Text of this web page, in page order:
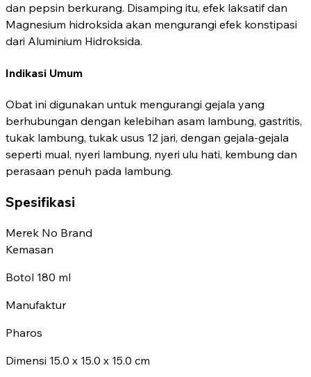
dan pepsin berkurang. Disamping itu, efek laksatif dan
Magnesium hidroksida akan mengurangi efek konstipasi
dari Aluminium Hidroksida.
Indikasi Umum
Obat ini digunakan untuk mengurangi gejala yang
berhubungan dengan kelebihan asam lambung, gastritis,
tukak lambung, tukak usus 12 jari, dengan gejala-gejala
seperti mual, nyeri lambung, nyeri ulu hati, kembung dan
perasaan penuh pada lambung.
Spesifikasi
Merek No Brand
Kemasan
Botol 180 ml
Manufaktur
Pharos
Dimensi 15.0 x 15.0 x 15.0 cm